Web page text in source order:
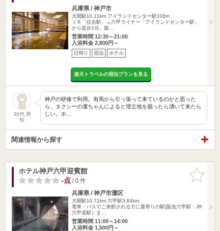
兵庫県 / 神戸市
大開駅10.11km アイランドセンター駅106m
ＪＲ「住吉駅」→六甲ライナー「アイランドセンター駅」
から徒歩1分。阪…
営業時間 12:30～21:00
入浴料金 2,800円～
日帰り 宿泊 ホテル
楽天トラベルの宿泊プランを見る
30代 男
性
神戸の研修で利用。有馬から引っ張って来ているのかと思った
ら、タクシーの運ちゃんによると埋立地を掘ったら湧いて来たら
しい。ホ…
関連情報から探す
お気に入
りに追加
ホテル神戸六甲迎賓館
-点/ 0 件
兵庫県 / 神戸市灘区
大開駅10.71km 六甲駅3.84km
電車・バスでご来館される方に最寄りの駅(阪急六甲駅・JR
六甲道駅）ま…
営業時間 11:00～14:00
入浴料金 1,500円～